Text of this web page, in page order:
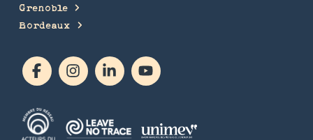
Grenoble
Bordeaux